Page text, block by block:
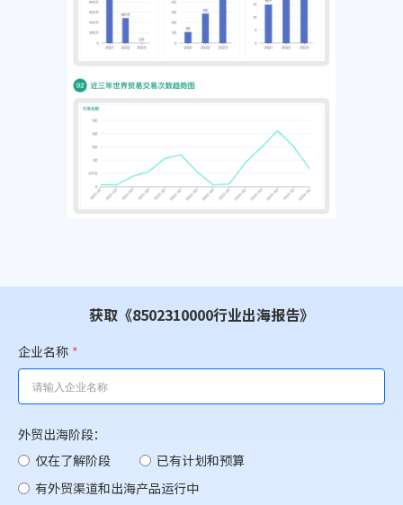
获取《8502310000行业出海报告》
企业名称 *
外贸出海阶段：
仅在了解阶段
已有计划和预算
有外贸渠道和出海产品运行中